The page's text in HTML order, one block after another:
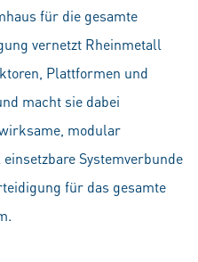
für die gesamte
vernetzt Rheinmetall
Plattformen und
macht sie dabei
modular
Systemverbunde
für das gesamte